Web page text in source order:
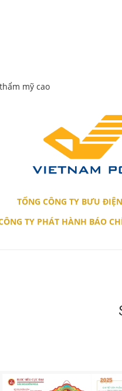
mỹ cao
TỔNG CÔNG TY BƯU
TY PHÁT HÀNH BÁO